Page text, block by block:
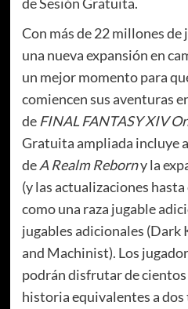
Con más de 22 millones
una nueva expansión en
un mejor momento para
comiencen sus aventuras
de FINAL FANTASY XIV
Gratuita ampliada incluye
deA Realm Reborny la
(y las actualizaciones
como una raza jugable
jugables adicionales
and Machinist). Los
podrán disfrutar de cientos
historia equivalentes a